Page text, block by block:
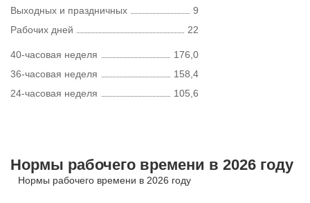
Выходных и праздничных
9
Рабочих дней
22
40-часовая неделя
176,0
36-часовая неделя
158,4
24-часовая неделя
105,6
Нормы рабочего времени в 2026 году
Нормы рабочего времени в 2026 году